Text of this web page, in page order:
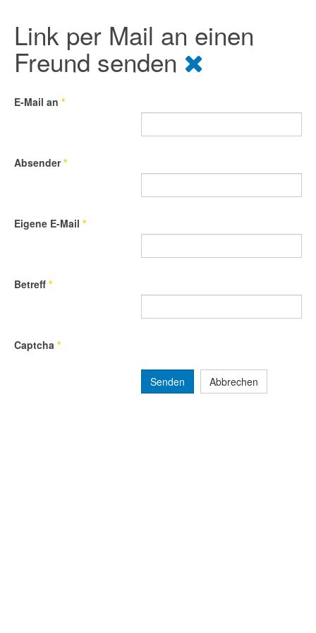
Link per Mail an einen
Freund senden
E-Mail an *
Absender*
Eigene E-Mail *
Betreff *
Captcha *
Senden Abbrechen